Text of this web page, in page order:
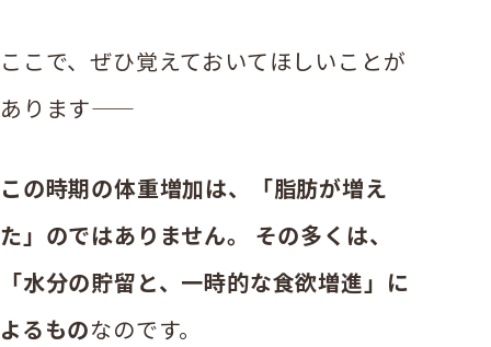
ここで、ぜひ覚えておいてほしいことが
あります——
この時期の体重増加は、「脂肪が増え
た」のではありません。
その多くは、
「水分の貯留と、一時的な食欲増進」に
よるものなのです。